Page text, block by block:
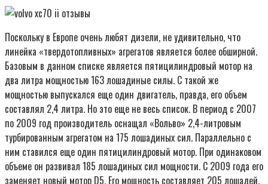
Поскольку в Европе очень любят дизели, не удивительно, что
линейка «твердотопливных» агрегатов является более обширной.
Базовым в данном списке является пятицилиндровый мотор на
два литра мощностью 163 лошадиные силы. С такой же
мощностью выпускался еще один двигатель, правда, его объем
составлял 2,4 литра. Но это еще не весь список. В период с 2007
по 2009 год производитель оснащал «Вольво» 2,4-литровым
турбированным агрегатом на 175 лошадиных сил. Параллельно с
ним ставился еще один пятицилиндровый мотор. При одинаковом
объеме он развивал 185 лошадиных сил мощности. С 2009 года его
заменяет новый мотор D5. Его мощность составляет 205 лошадей.